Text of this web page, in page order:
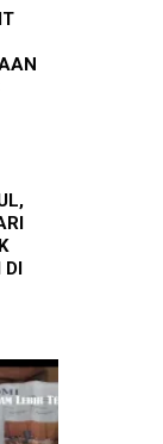
DI